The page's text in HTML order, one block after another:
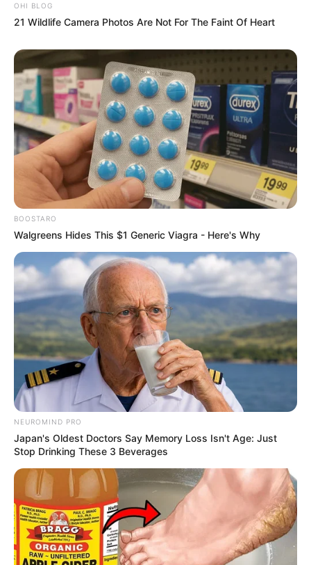
OHI BLOG
21 Wildlife Camera Photos Are Not For The Faint Of Heart
BOOSTARO
Walgreens Hides This $1 Generic Viagra - Here's Why
NEUROMIND PRO
Japan's Oldest Doctors Say Memory Loss Isn't Age: Just
Stop Drinking These 3 Beverages